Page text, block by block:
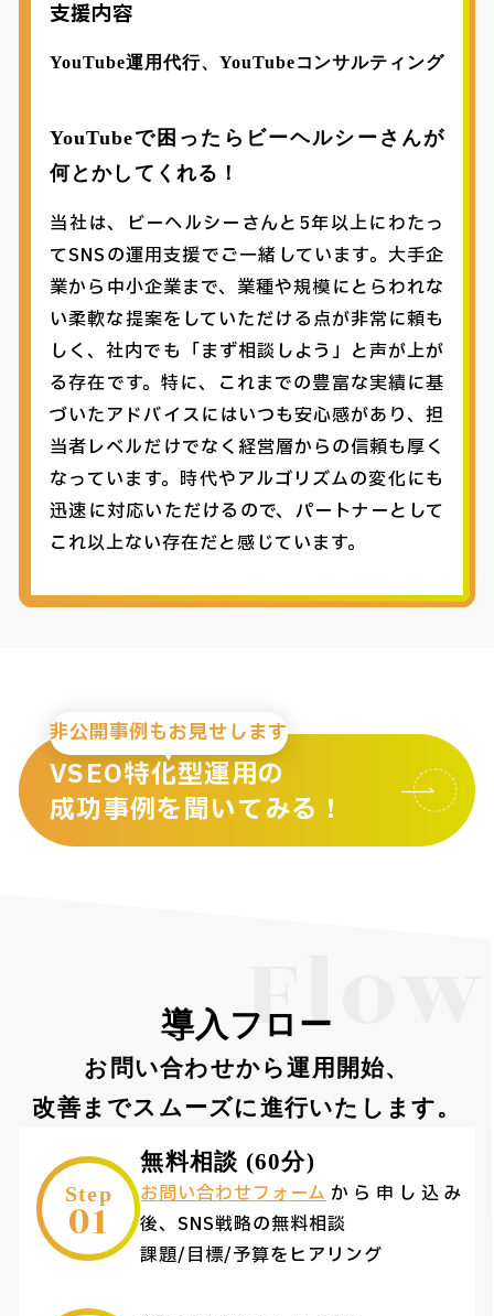
支援内容
YouTube運用代行、YouTubeコンサルティング
YouTubeで困ったらビーヘルシーさんが
何とかしてくれる！
当社は、ビーヘルシーさんと5年以上にわたっ
てSNSの運用支援でご一緒しています。大手企
業から中小企業まで、業種や規模にとらわれな
い柔軟な提案をしていただける点が非常に頼も
しく、社内でも「まず相談しよう」と声が上が
る存在です。特に、これまでの豊富な実績に基
づいたアドバイスにはいつも安心感があり、担
当者レベルだけでなく経営層からの信頼も厚く
なっています。時代やアルゴリズムの変化にも
迅速に対応いただけるので、パートナーとして
これ以上ない存在だと感じています。
非公開事例もお見せします
VSEO特化型運用の
成功事例を聞いてみる！
Flow
導入フロー
お問い合わせから運用開始、
改善までスムーズに進行いたします。
Step
01
無料相談 (60分)
お問い合わせフォームから申し込み
後、SNS戦略の無料相談
課題/目標/予算をヒアリング